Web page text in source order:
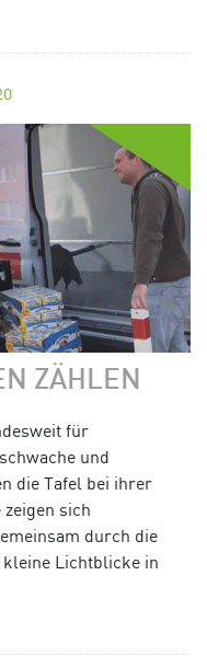
ZÄHLEN
für
und
die Tafel bei ihrer
sich
durch die
Lichtblicke in